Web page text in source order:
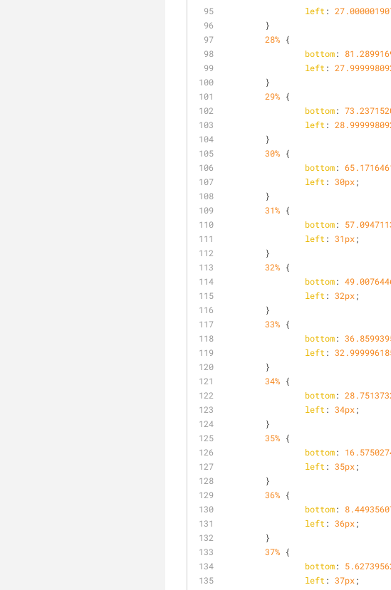
left :
	}
28% {
bottom:
left :
	}
29% {
bottom:
left :
	}
30% {
bottom:
left : 30px;
	}
31% {
bottom:
left : 31px;
	}
32% {
bottom:
left : 32px;
	}
33% {
bottom:
left :
	}
34% {
bottom:
left : 34px;
	}
35% {
bottom:
left : 35px;
	}
36% {
bottom:
left : 36px;
	}
37% {
bottom:
left : 37px;